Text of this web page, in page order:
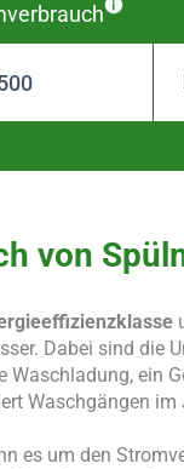
von
Dabei sind die
ein
Waschgängen
es um den